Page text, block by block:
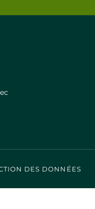
DES DONNÉES